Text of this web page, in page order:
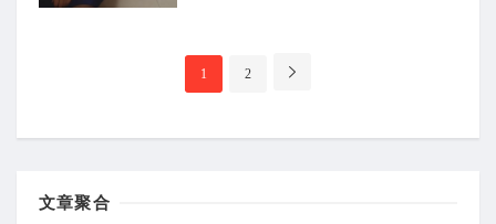
航
1 2
文章聚合